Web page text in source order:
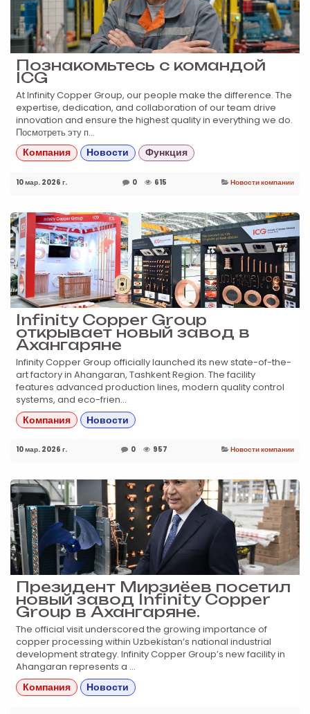
Познакомьтесь с командой
ICG
At Infinity Copper Group, our people make the difference. The
expertise, dedication, and collaboration of our team drive
innovation and ensure the highest quality in everything we do.
Посмотреть эту п...
Компания
Новости Функция
10 мар. 2026 г. 0 615 Новости компании
Infinity Copper Group
открывает новый завод в
Ахангаряне
Infinity Copper Group officially launched its new state-of-the-
art factory in Ahangaran, Tashkent Region. The facility
features advanced production lines, modern quality control
systems, and eco-frien...
Компания
Новости
10 мар. 2026 г. 0 957 Новости компании
Президент Мирзиёев посетил
новый завод Infinity Copper
Group в Ахангаряне.
The official visit underscored the growing importance of
copper processing within Uzbekistan’s national industrial
development strategy. Infinity Copper Group’s new facility in
Ahangaran represents a ...
Компания
Новости